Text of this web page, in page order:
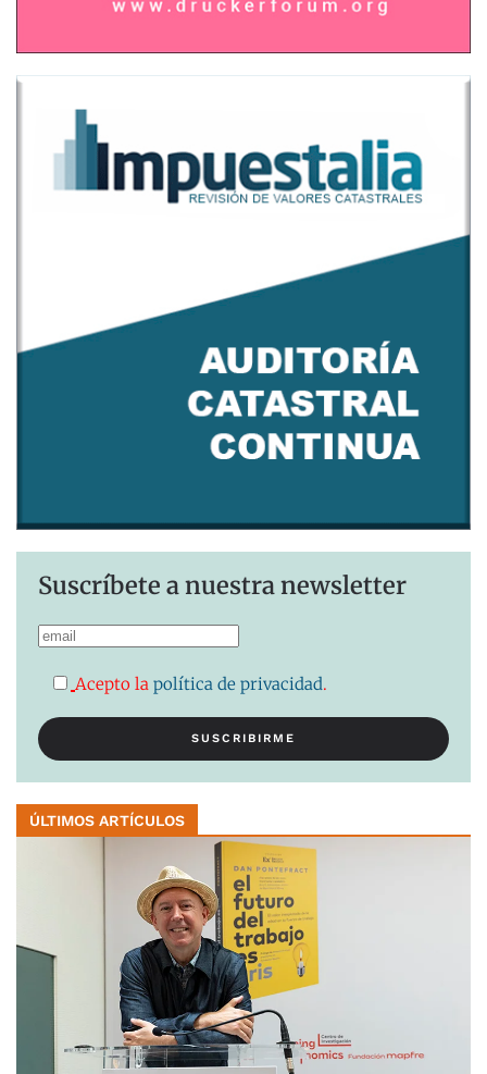
Suscríbete a nuestra newsletter
Acepto la política de privacidad.
ÚLTIMOS ARTÍCULOS